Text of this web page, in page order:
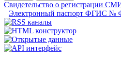
Свидетельство о регистрации
Электронный паспорт ФГИС №